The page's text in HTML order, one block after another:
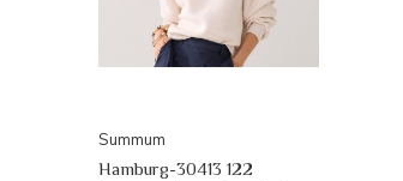
Summum
Hamburg-30413 122